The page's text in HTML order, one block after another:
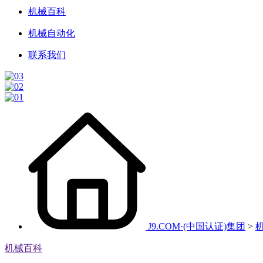
机械百科
机械自动化
联系我们
J9.COM·(中国认证)集团 >
机械百科